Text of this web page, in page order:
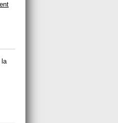
la